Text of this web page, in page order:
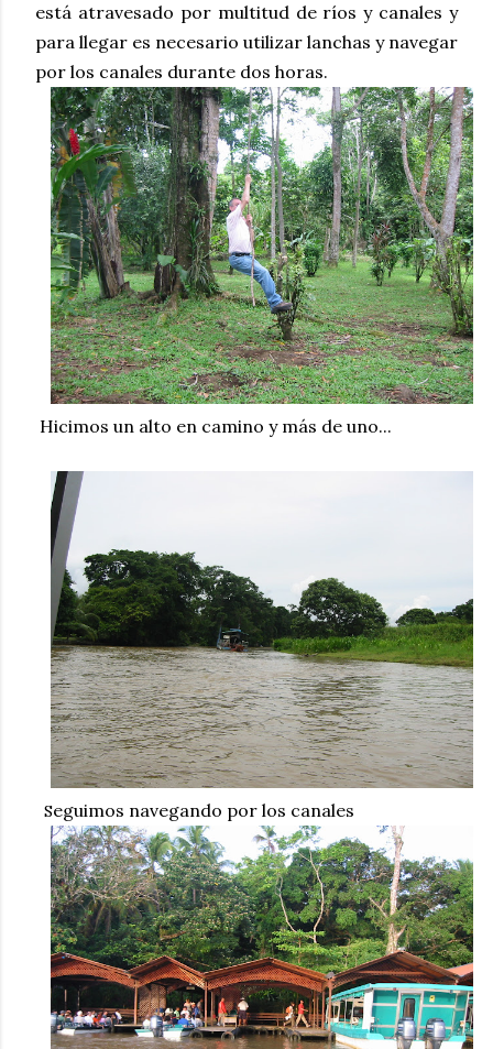
está atravesado por multitud de ríos y canales y
para llegar es necesario utilizar lanchas y navegar
por los canales durante dos horas.
Hicimos un alto en camino y más de uno...
Seguimos navegando por los canales